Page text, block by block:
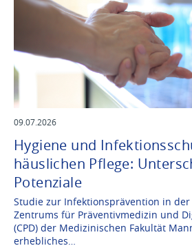
09.07.2026
Hygiene und
häuslichen Pflege:
Potenziale
Studie zur Infektionsprävention in der
Zentrums für Präventivmedizin und
(CPD) der Medizinischen Fakultät
erhebliches…